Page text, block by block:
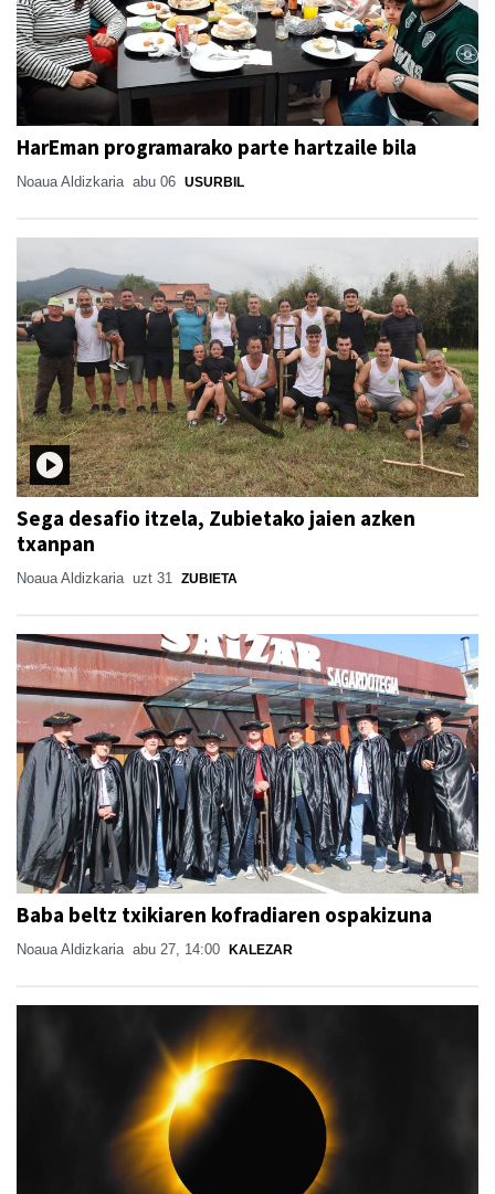
HarEman programarako parte hartzaile bila
Noaua Aldizkaria abu 06 USURBIL
Sega desafio itzela, Zubietako jaien azken
txanpan
Noaua Aldizkaria uzt 31 ZUBIETA
Baba beltz txikiaren kofradiaren ospakizuna
Noaua Aldizkaria abu 27, 14:00 KALEZAR